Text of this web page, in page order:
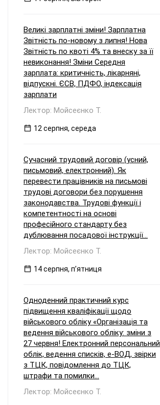
виплачується вже на загальній
системі? Які особливості
оподаткування та утримання
податку у джерела виплати
виникають, якщо материнська
компанія є: а) резидентом України; б)
нерезидентом?
Великі зарплатні зміни! Зарплатна
Звітність по-новому з липня! Нова
Звітність по квоті 4% та внеску за її
невиконання! Зміни Середня
зарплата: критичність, лікарняні,
відпускні. ЄСВ, ПДФО, індексація
зарплати
Лектор: Мойсеєнко Т.
12 серпня, середа
Сучасний трудовий договір (усний,
письмовий, електронний). Як
перевести працівників на письмові
трудові договори без порушення
законодавства. Трудові функції і
компетентності на основі
професійного стандарту без
дублювання посадової інструкції...
Лектор: Мойсеєнко Т.
14 серпня, пʼятниця
Одноденний практичний курс
підвищення кваліфікації щодо
військового обліку «Організація та
ведення військового обліку: зміни з
27 червня! Електронний персональний
облік, ведення списків, е-ВОД, звірки
з ТЦК, повідомлення до ТЦК,
штрафи та помилки...
Лектор: Мойсеєнко Т.